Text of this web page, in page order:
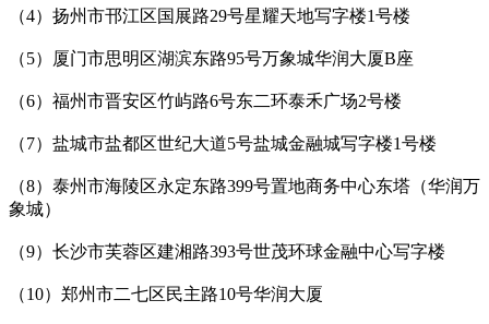
（4）扬州市邗江区国展路29号星耀天地写字楼1号楼
（5）厦门市思明区湖滨东路95号万象城华润大厦B座
（6）福州市晋安区竹屿路6号东二环泰禾广场2号楼
（7）盐城市盐都区世纪大道5号盐城金融城写字楼1号楼
（8）泰州市海陵区永定东路399号置地商务中心东塔（华润万
象城）
（9）长沙市芙蓉区建湘路393号世茂环球金融中心写字楼
（10）郑州市二七区民主路10号华润大厦